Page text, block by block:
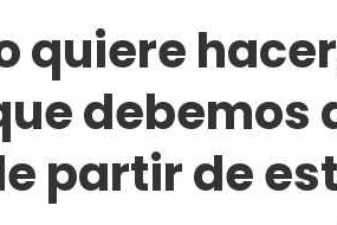
quiere
debemos
partir de